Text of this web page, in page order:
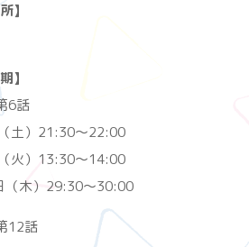
】
】
6話
土）21:30～22:00
火）13:30～14:00
（木）29:30～30:00
12話